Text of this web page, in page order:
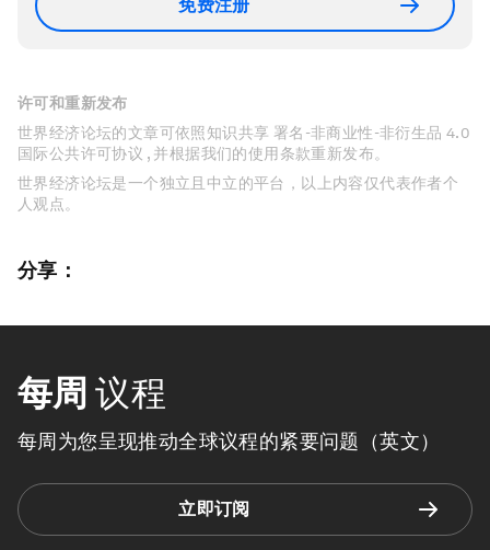
免费注册
许可和重新发布
世界经济论坛的文章可依照知识共享 署名-非商业性-非衍生品 4.0
国际公共许可协议 , 并根据我们的使用条款重新发布。
世界经济论坛是一个独立且中立的平台，以上内容仅代表作者个
人观点。
分享：
每周 议程
每周为您呈现推动全球议程的紧要问题（英文）
立即订阅